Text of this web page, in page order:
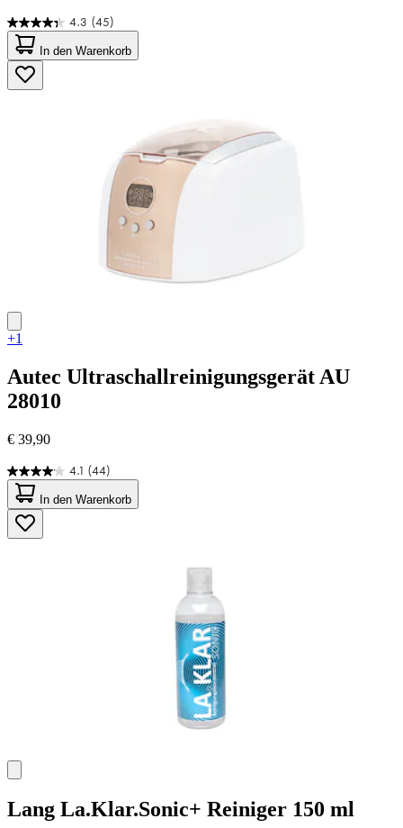
4.3 (45)
4.3
von
5
Sternen.
45
In den Warenkorb
+1
Autec Ultraschallreinigungsgerät AU
28010
€ 39,90
4.1 (44)
4.1
von
5
Sternen.
44
In den Warenkorb
Lang La.Klar.Sonic+ Reiniger 150 ml